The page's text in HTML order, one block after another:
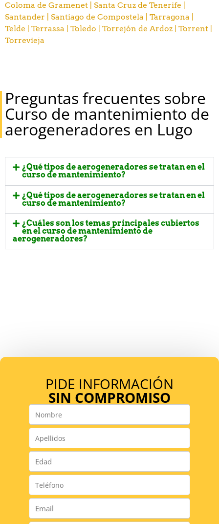
Coloma de Gramenet | Santa Cruz de Tenerife |
Santander | Santiago de Compostela | Tarragona |
Telde | Terrassa | Toledo | Torrejón de Ardoz | Torrent |
Torrevieja
Preguntas frecuentes sobre
Curso de mantenimiento de
aerogeneradores en Lugo
¿Qué tipos de aerogeneradores se tratan en el
curso de mantenimiento?
¿Qué tipos de aerogeneradores se tratan en el
curso de mantenimiento?
¿Cuáles son los temas principales cubiertos
en el curso de mantenimiento de
aerogeneradores?
PIDE INFORMACIÓN
SIN COMPROMISO
Nombre
Apellidos
Número
Teléfono
Email